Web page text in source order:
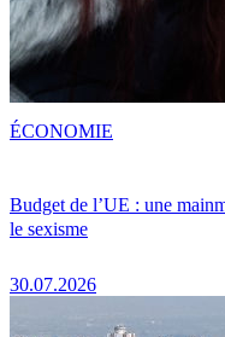
Budget de l’UE : une
le sexisme
30.07.2026
ÉCONOMIE